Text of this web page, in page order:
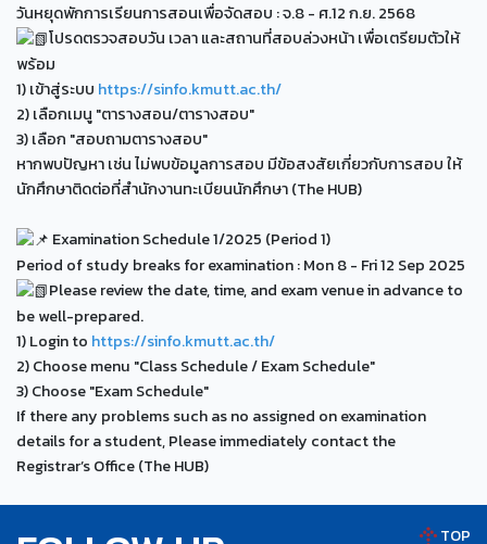
วันหยุดพักการเรียนการสอนเพื่อจัดสอบ : จ.8 - ศ.12 ก.ย. 2568
โปรดตรวจสอบวัน เวลา และสถานที่สอบล่วงหน้า เพื่อเตรียมตัวให้
พร้อม
1) เข้าสู่ระบบ https://sinfo.kmutt.ac.th/
2) เลือกเมนู "ตารางสอน/ตารางสอบ"
3) เลือก "สอบถามตารางสอบ"
หากพบปัญหา เช่น ไม่พบข้อมูลการสอบ มีข้อสงสัยเกี่ยวกับการสอบ ให้
นักศึกษาติดต่อที่สำนักงานทะเบียนนักศึกษา (The HUB)
Examination Schedule 1/2025 (Period 1)
Period of study breaks for examination : Mon 8 - Fri 12 Sep 2025
Please review the date, time, and exam venue in advance to
be well-prepared.
1) Login to https://sinfo.kmutt.ac.th/
2) Choose menu "Class Schedule / Exam Schedule"
3) Choose "Exam Schedule"
If there any problems such as no assigned on examination
details for a student, Please immediately contact the
Registrar’s Office (The HUB)
TOP